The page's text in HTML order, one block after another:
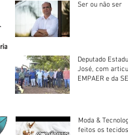
Ser ou não ser
Deputado
José, com
EMPAER e da
Moda &
feitos os